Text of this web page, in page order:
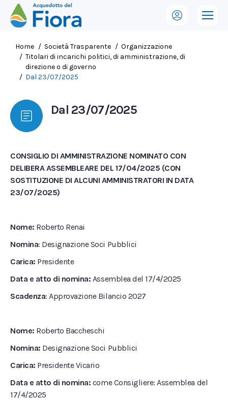
Tu sei qui:
Home Società Trasparente
Organizzazione
Titolari di incarichi politici, di amministrazione, di
direzione o di governo
Dal 23/07/2025
Dal 23/07/2025
CONSIGLIO DI AMMINISTRAZIONE NOMINATO CON
DELIBERA ASSEMBLEARE DEL 17/04/2025 (CON
SOSTITUZIONE DI ALCUNI AMMINISTRATORI IN DATA
23/07/2025)
Nome: Roberto Renai
Nomina: Designazione Soci Pubblici
Carica: Presidente
Data e atto di nomina: Assemblea del 17/4/2025
Scadenza: Approvazione Bilancio 2027
Nome: Roberto Baccheschi
Nomina: Designazione Soci Pubblici
Carica: Presidente Vicario
Data e atto di nomina: come Consigliere: Assemblea del
17/4/2025